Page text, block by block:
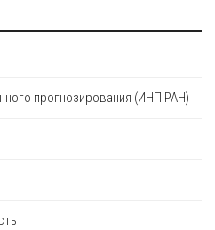
прогнозирования (ИНП РАН)